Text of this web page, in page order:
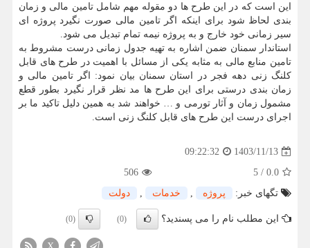
این است که در این طرح ها دو مقوله مهم شامل تامین مالی و زمان
بندی لحاظ شود برای اینکه اگر تامین مالی صورت نگیرد پروژه ای
سیر زمانی خود خارج و به پروژه نیمه تمام تبدیل می شود.
استاندار سمنان ضمن اشاره به تهیه جدول زمانی درست مشروط به
تامین منابع مالی به مثابه یکی از مسائل با اهمیت در طرح های قابل
کلنگ زنی دهه فجر در استان سمنان بیان نمود: اگر تامین مالی و
زمان بندی درستی برای این طرح ها مد نظر قرار نگیرد بطور قطع
مشمول زمان و آثار تورمی و … خواهند شد به همین دلیل تاکید ما بر
اجرای درست این طرح های قابل کلنگ زنی است.
1403/11/13
09:22:32
0.0
/
5
506
تگهای خبر:
پروژه , خدمات , دولت
این مطلب نام را می پسندید؟ (0)
(0)